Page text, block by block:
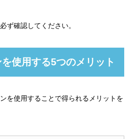
ず確認してください。
使用する5つのメリット
を使用することで得られるメリットを